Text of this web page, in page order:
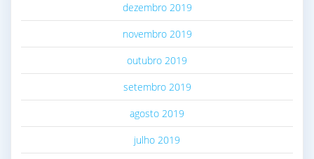
dezembro 2019
novembro 2019
outubro 2019
setembro 2019
agosto 2019
julho 2019